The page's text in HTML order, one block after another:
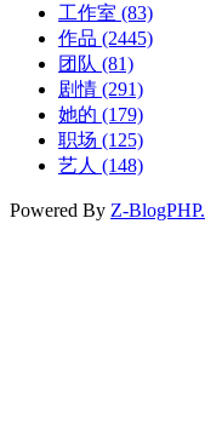
工作室 (83)
作品 (2445)
团队 (81)
剧情 (291)
她的 (179)
职场 (125)
艺人 (148)
Powered By Z-BlogPHP.